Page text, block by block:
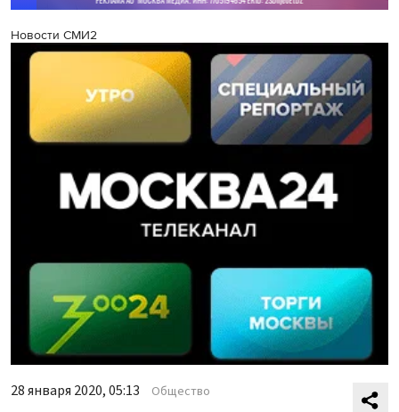
Новости СМИ2
28 января 2020, 05:13 Общество